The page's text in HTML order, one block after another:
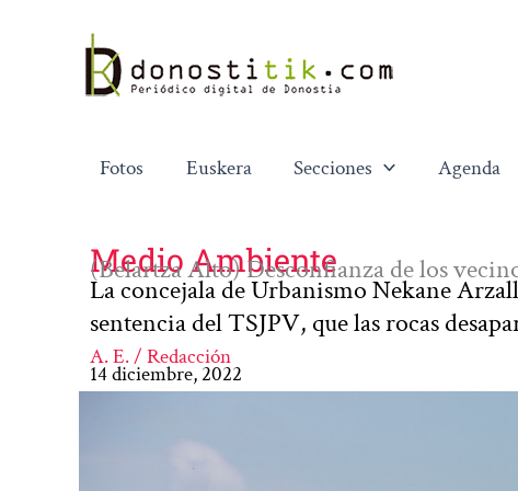
contenido
Fotos Euskera Secciones Agenda
Medio Ambiente
(Belartza Alto) Desconfianza de los
La concejala de Urbanismo Nekane
sentencia del TSJPV, que las rocas
A. E. / Redacción
14 diciembre, 2022